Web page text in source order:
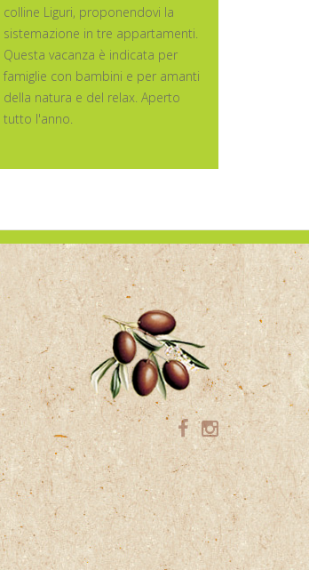
colline Liguri, proponendovi la
sistemazione in tre appartamenti.
Questa vacanza è indicata per
famiglie con bambini e per amanti
della natura e del relax. Aperto
tutto l'anno.